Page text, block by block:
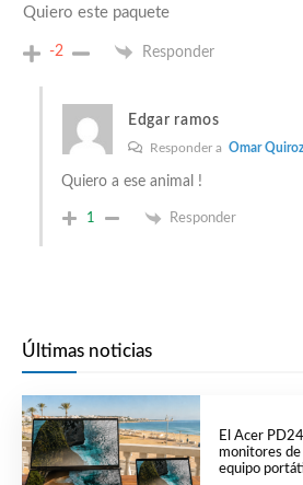
Quiero este paquete
-2 Responder
Edgar ramos
Responder a Omar
Quiero a ese animal !
1 Responder
Últimas noticias
El Acer
monitores de
equipo